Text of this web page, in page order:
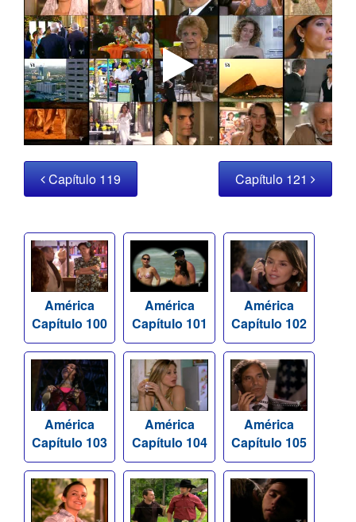
Capítulo 119 Capítulo 121
América
Capítulo 100
América
Capítulo 101
América
Capítulo 102
América
Capítulo 103
América
Capítulo 104
América
Capítulo 105